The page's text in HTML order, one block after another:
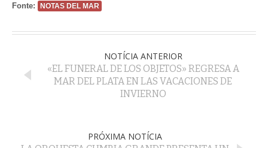
Fonte: NOTAS DEL MAR
NOTÍCIA ANTERIOR
«EL FUNERAL DE LOS OBJETOS» REGRESA A
MAR DEL PLATA EN LAS VACACIONES DE
INVIERNO
PRÓXIMA NOTÍCIA